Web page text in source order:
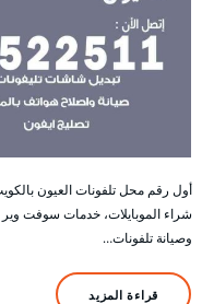
أول رقم محل تلفونات العيون
شراء الموبايلات، خدمات سوفت
وصيانة تلفونات…
قراءة المزيد